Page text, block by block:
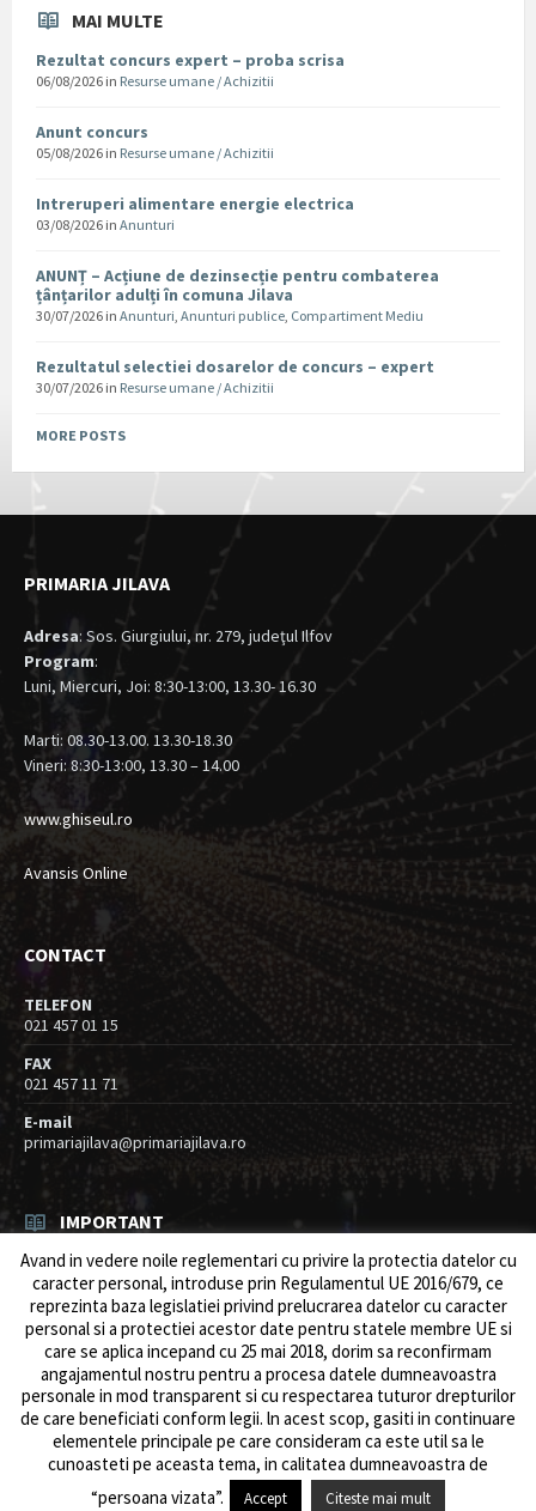
MAI MULTE
Rezultat concurs expert – proba scrisa
06/08/2026 in Resurse umane / Achizitii
Anunt concurs
05/08/2026 in Resurse umane / Achizitii
Intreruperi alimentare energie electrica
03/08/2026 in Anunturi
ANUNȚ – Acțiune de dezinsecție pentru combaterea
țânțarilor adulți în comuna Jilava
30/07/2026 in Anunturi, Anunturi publice, Compartiment Mediu
Rezultatul selectiei dosarelor de concurs – expert
30/07/2026 in Resurse umane / Achizitii
MORE POSTS
PRIMARIA JILAVA
Adresa: Sos. Giurgiului, nr. 279, judeţul Ilfov
Program:
Luni, Miercuri, Joi: 8:30-13:00, 13.30- 16.30
Marti: 08.30-13.00. 13.30-18.30
Vineri: 8:30-13:00, 13.30 – 14.00
www.ghiseul.ro
Avansis Online
CONTACT
TELEFON
021 457 01 15
FAX
021 457 11 71
E-mail
primariajilava@primariajilava.ro
IMPORTANT
Rezultat concurs expert – proba scrisa
06/08/2026 inResurse umane / Achizitii
Anunt concurs
05/08/2026 Resurse umane / Achizitii
© 2026 Primăria Comunei Jilava. Dev byows.ro
Avand in vedere noile reglementari cu privire la protectia datelor cu
caracter personal, introduse prin Regulamentul UE 2016/679, ce
reprezinta baza legislatiei privind prelucrarea datelor cu caracter
personal si a protectiei acestor date pentru statele membre UE si
care se aplica incepand cu 25 mai 2018, dorim sa reconfirmam
angajamentul nostru pentru a procesa datele dumneavoastra
personale in mod transparent si cu respectarea tuturor drepturilor
de care beneficiati conform legii. ln acest scop, gasiti in continuare
elementele principale pe care consideram ca este util sa le
cunoasteti pe aceasta tema, in calitatea dumneavoastra de
“persoana vizata”.
Accept Citeste mai mult